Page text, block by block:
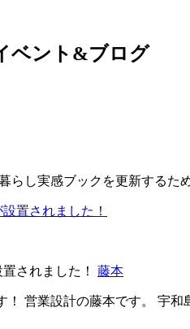
ベント&ブログ
らし実感ブックを更新する
されました！ 藤本
！ 営業設計の藤本です。 宇